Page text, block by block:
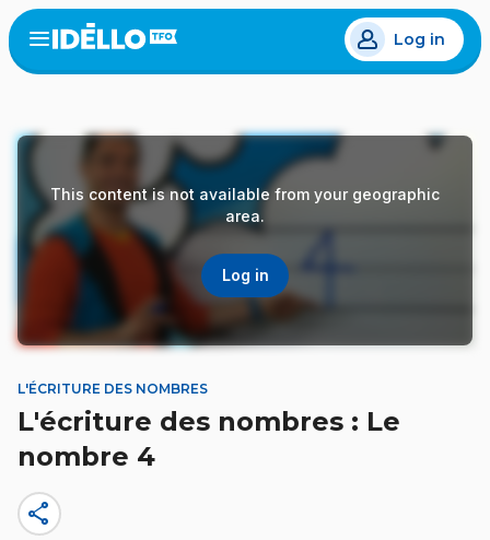
Skip
to
main
Open
menu
Log in
This content is not available from your geographic
area.
Log in
L'ÉCRITURE DES NOMBRES
L'écriture des nombres : Le
nombre 4
share